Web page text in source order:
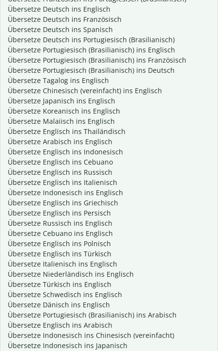
Übersetze Deutsch ins Englisch
Übersetze Deutsch ins Französisch
Übersetze Deutsch ins Spanisch
Übersetze Deutsch ins Portugiesisch (Brasilianisch)
Übersetze Portugiesisch (Brasilianisch) ins Englisch
Übersetze Portugiesisch (Brasilianisch) ins Französisch
Übersetze Portugiesisch (Brasilianisch) ins Deutsch
Übersetze Tagalog ins Englisch
Übersetze Chinesisch (vereinfacht) ins Englisch
Übersetze Japanisch ins Englisch
Übersetze Koreanisch ins Englisch
Übersetze Malaiisch ins Englisch
Übersetze Englisch ins Thailändisch
Übersetze Arabisch ins Englisch
Übersetze Englisch ins Indonesisch
Übersetze Englisch ins Cebuano
Übersetze Englisch ins Russisch
Übersetze Englisch ins Italienisch
Übersetze Indonesisch ins Englisch
Übersetze Englisch ins Griechisch
Übersetze Englisch ins Persisch
Übersetze Russisch ins Englisch
Übersetze Cebuano ins Englisch
Übersetze Englisch ins Polnisch
Übersetze Englisch ins Türkisch
Übersetze Italienisch ins Englisch
Übersetze Niederländisch ins Englisch
Übersetze Türkisch ins Englisch
Übersetze Schwedisch ins Englisch
Übersetze Dänisch ins Englisch
Übersetze Portugiesisch (Brasilianisch) ins Arabisch
Übersetze Englisch ins Arabisch
Übersetze Indonesisch ins Chinesisch (vereinfacht)
Übersetze Indonesisch ins Japanisch